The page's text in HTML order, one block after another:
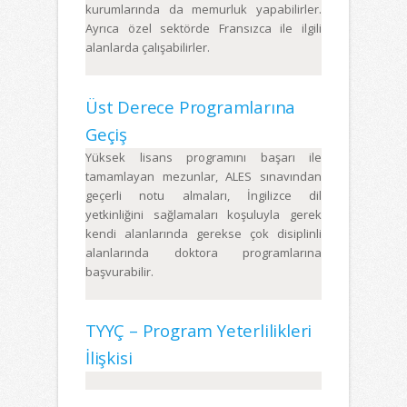
kurumlarında da memurluk yapabilirler.
Ayrıca özel sektörde Fransızca ile ilgili
alanlarda çalışabilirler.
Üst Derece Programlarına
Geçiş
Yüksek lisans programını başarı ile
tamamlayan mezunlar, ALES sınavından
geçerli notu almaları, İngilizce dil
yetkinliğini sağlamaları koşuluyla gerek
kendi alanlarında gerekse çok disiplinli
alanlarında doktora programlarına
başvurabilir.
TYYÇ – Program Yeterlilikleri
İlişkisi